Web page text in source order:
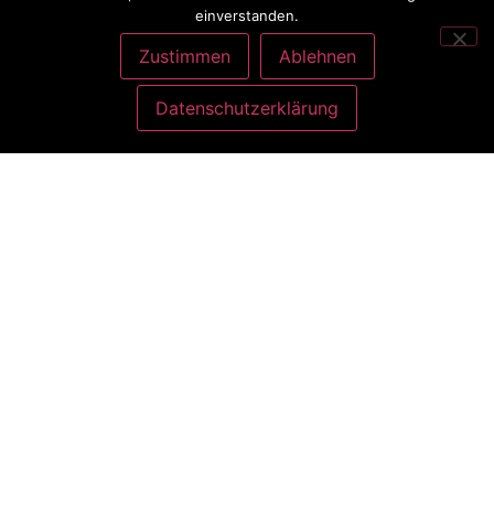
einverstanden.
Zustimmen Ablehnen
Datenschutzerklärung